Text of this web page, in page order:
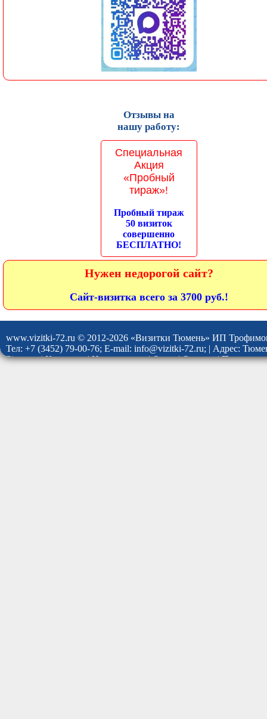
Отзывы на
нашу работу:
Специальная
Акция
«Пробный
тираж»!
Пробный тираж
50 визиток
совершенно
БЕСПЛАТНО!
Нужен недорогой сайт?
Сайт-визитка всего за 3700 руб.!
www.vizitki-72.ru © 2012-2026 «Визитки Тюмень» ИП
Тел: +7 (3452) 79-00-76; E-mail: info@vizitki-72.ru; | Адрес:
Site map|Контакты|Наши услуги|О нас|Отзывы|Политика